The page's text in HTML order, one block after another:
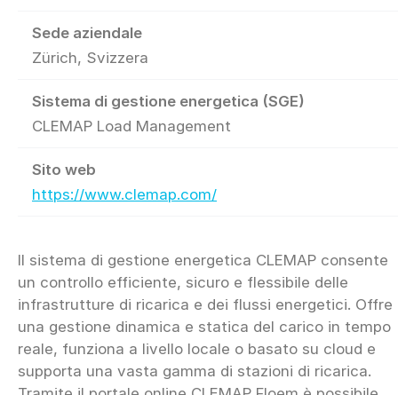
Sede aziendale
Zürich, Svizzera
Sistema di gestione energetica (SGE)
CLEMAP Load Management
Sito web
https://www.clemap.com/
Il sistema di gestione energetica CLEMAP consente
un controllo efficiente, sicuro e flessibile delle
infrastrutture di ricarica e dei flussi energetici. Offre
una gestione dinamica e statica del carico in tempo
reale, funziona a livello locale o basato su cloud e
supporta una vasta gamma di stazioni di ricarica.